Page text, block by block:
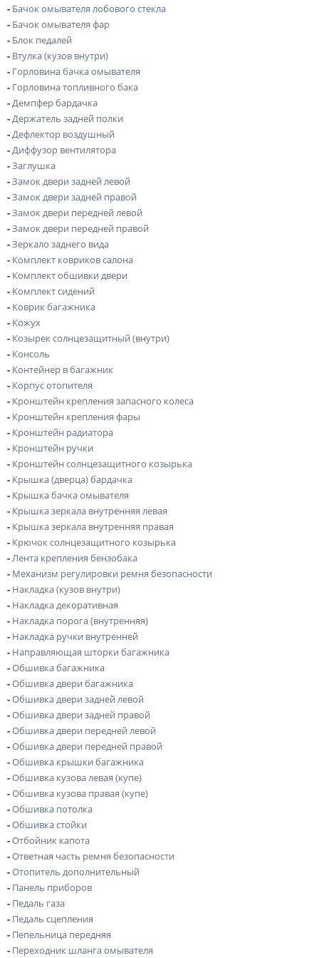
- Бачок омывателя лобового стекла
- Бачок омывателя фар
- Блок педалей
- Втулка (кузов внутри)
- Горловина бачка омывателя
- Горловина топливного бака
- Демпфер бардачка
- Держатель задней полки
- Дефлектор воздушный
- Диффузор вентилятора
-Заглушка
-Замок двери задней левой
-Замок двери задней правой
-Замок двери передней левой
-Замок двери передней правой
-Зеркало заднего вида
- Комплект ковриков салона
- Комплект обшивки двери
- Комплект сидений
- Коврик багажника
- Кожух
- Козырек солнцезащитный (внутри)
- Консоль
- Контейнер в багажник
- Корпус отопителя
- Кронштейн крепления запасного колеса
- Кронштейн крепления фары
- Кронштейн радиатора
- Кронштейн ручки
- Кронштейн солнцезащитного козырька
- Крышка (дверца) бардачка
- Крышка бачка омывателя
- Крышка зеркала внутренняя левая
- Крышка зеркала внутренняя правая
- Крючок солнцезащитного козырька
- Лента крепления бензобака
- Механизм регулировки ремня безопасности
- Накладка (кузов внутри)
- Накладка декоративная
- Накладка порога (внутренняя)
- Накладка ручки внутренней
- Направляющая шторки багажника
-Обшивка багажника
-Обшивка двери багажника
-Обшивка двери задней левой
-Обшивка двери задней правой
-Обшивка двери передней левой
-Обшивка двери передней правой
-Обшивка крышки багажника
-Обшивка кузова левая (купе)
-Обшивка кузова правая (купе)
-Обшивка потолка
-Обшивка стойки
-Отбойник капота
-Ответная часть ремня безопасности
-Отопитель дополнительный
- Панель приборов
- Педаль газа
- Педаль сцепления
- Пепельница передняя
- Переходник шланга омывателя